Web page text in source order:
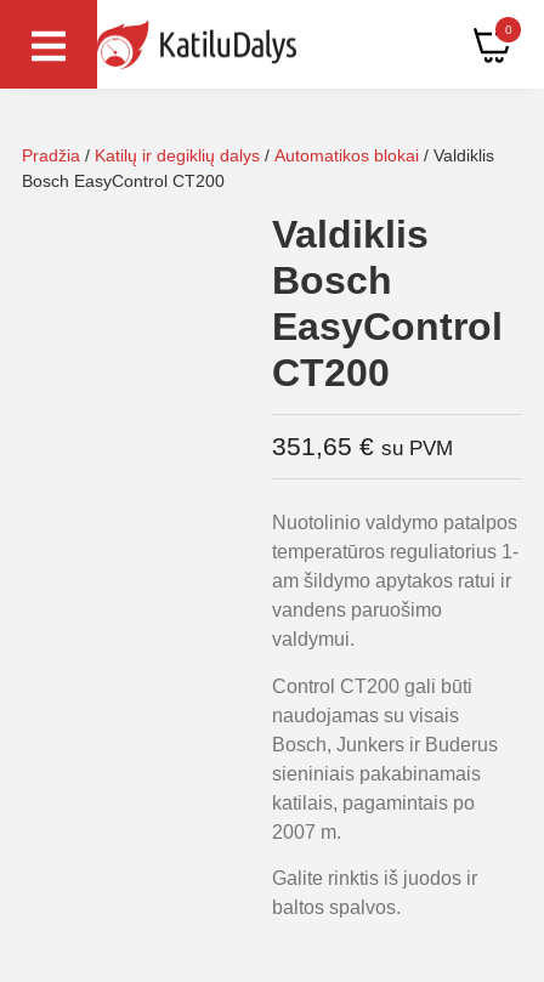
0
Pradžia / Katilų ir degiklių dalys / Automatikos blokai / Valdiklis
Bosch EasyControl CT200
Valdiklis
Bosch
EasyControl
CT200
351,65 € su PVM
Nuotolinio valdymo patalpos
temperatūros reguliatorius 1-
am šildymo apytakos ratui ir
vandens paruošimo
valdymui.
Control CT200 gali būti
naudojamas su visais
Bosch, Junkers ir Buderus
sieniniais pakabinamais
katilais, pagamintais po
2007 m.
Galite rinktis iš juodos ir
baltos spalvos.